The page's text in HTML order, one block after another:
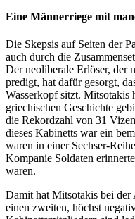
Eine Männerriege mit
Die Skepsis auf Seiten der
auch durch die
Der neoliberale Erlöser, der
predigt, hat dafür gesorgt,
Wasserkopf sitzt. Mitsotakis
griechischen Geschichte
die Rekordzahl von 31
dieses Kabinetts war ein
waren in einer Sechser-
Kompanie Soldaten
waren.
Damit hat Mitsotakis bei der
einen zweiten, höchst